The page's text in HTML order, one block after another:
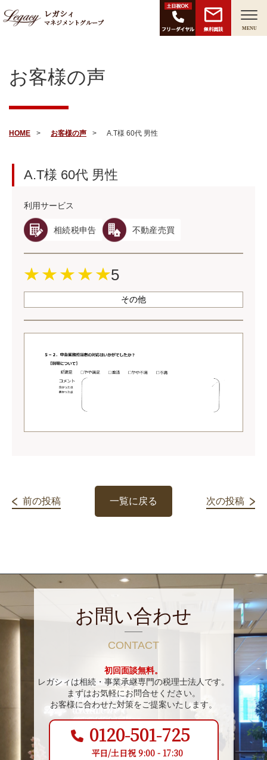
レガシィ
マネジメントグループ
無料面談 MENU
お客様の声
HOME お客様の声 A.T様 60代 男性
A.T様 60代 男性
利用サービス
相続税申告 不動産売買
5
その他
前の投稿 一覧に戻る 次の投稿
お問い合わせ
CONTACT
初回面談無料。
レガシィは相続・事業承継専門の税理士法人です。
まずはお気軽にお問合せください。
お客様に合わせた対策をご提案いたします。
0120-501-725
平日/土日祝 9:00 - 17:30